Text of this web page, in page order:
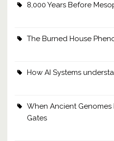
8,000 Years Before
The Burned House
How AI Systems
When Ancient Genomes
Gates